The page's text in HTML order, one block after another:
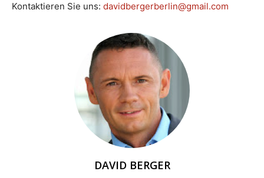
Kontaktieren Sie uns: davidbergerberlin@gmail.com
DAVID BERGER